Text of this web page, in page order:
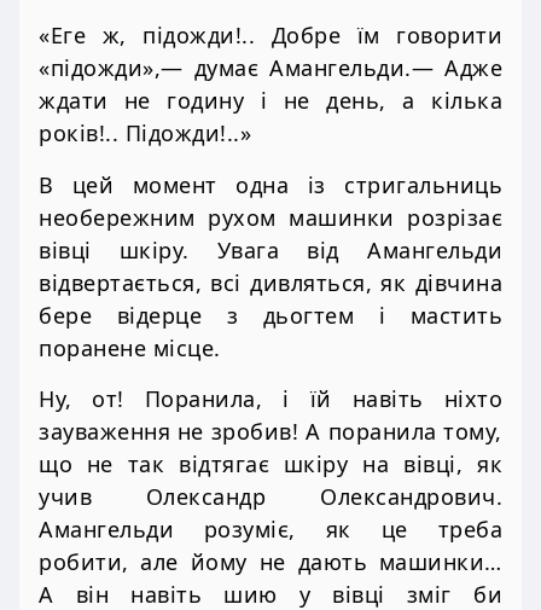
«Еге ж, підожди!.. Добре їм говорити
«підожди»,— думає Амангельди.— Адже
ждати не годину і не день, а кілька
років!.. Підожди!..»
В цей момент одна із стригальниць
необережним рухом машинки розрізає
вівці шкіру. Увага від Амангельди
відвертається, всі дивляться, як дівчина
бере відерце з дьогтем і мастить
поранене місце.
Ну, от! Поранила, і їй навіть ніхто
зауваження не зробив! А поранила тому,
що не так відтягає шкіру на вівці, як
учив Олександр Олександрович.
Амангельди розуміє, як це треба
робити, але йому не дають машинки…
А він навіть шию у вівці зміг би